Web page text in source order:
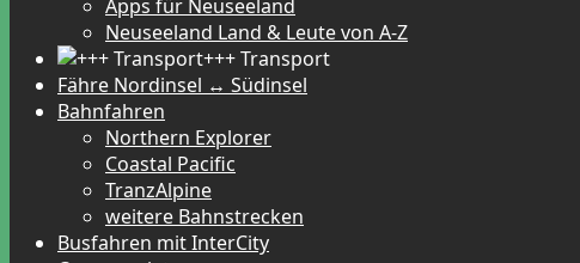
Apps für Neuseeland
Neuseeland Land & Leute von A-Z
+++ Transport
Fähre Nordinsel ↔ Südinsel
Bahnfahren
Northern Explorer
Coastal Pacific
TranzAlpine
weitere Bahnstrecken
Busfahren mit InterCity